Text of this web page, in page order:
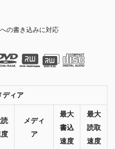
の書き込みに対応
ディア
メディ
ア
最大
書込
速度
最大
読取
速度